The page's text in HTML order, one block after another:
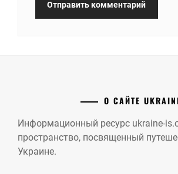
О САЙТЕ
Информационный ресурс ukraine-
пространство, посвященный
Украине.